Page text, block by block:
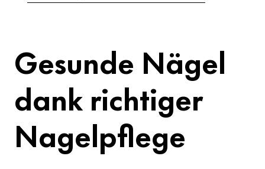
Gesunde Nägel
dank richtiger
Nagelpflege